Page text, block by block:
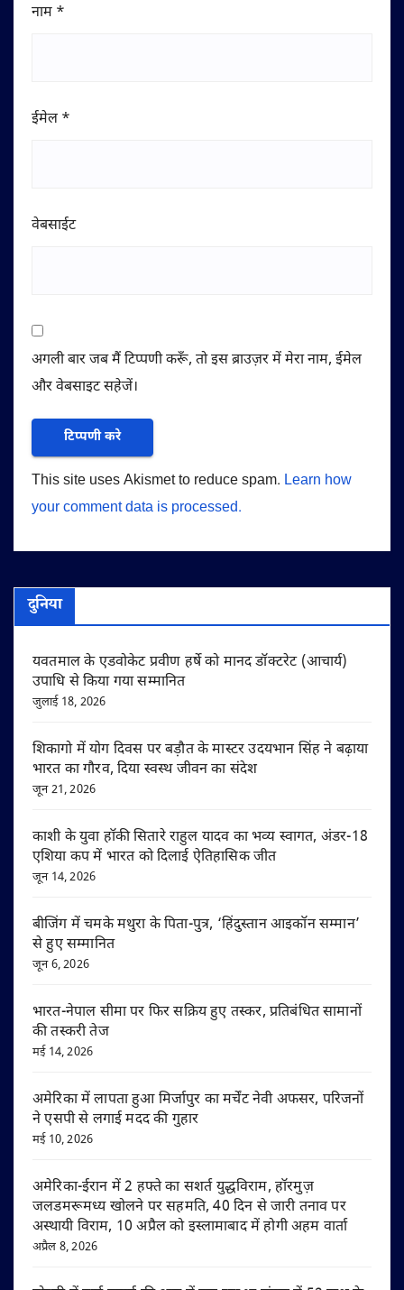
नाम *
ईमेल *
वेबसाईट
अगली बार जब मैं टिप्पणी करूँ, तो इस ब्राउज़र में मेरा नाम, ईमेल
और वेबसाइट सहेजें।
This site uses Akismet to reduce spam. Learn how
your comment data is processed.
दुनिया
यवतमाल के एडवोकेट प्रवीण हर्षे को मानद डॉक्टरेट (आचार्य)
उपाधि से किया गया सम्मानित
जुलाई 18, 2026
शिकागो में योग दिवस पर बड़ौत के मास्टर उदयभान सिंह ने बढ़ाया
भारत का गौरव, दिया स्वस्थ जीवन का संदेश
जून 21, 2026
काशी के युवा हॉकी सितारे राहुल यादव का भव्य स्वागत, अंडर-18
एशिया कप में भारत को दिलाई ऐतिहासिक जीत
जून 14, 2026
बीजिंग में चमके मथुरा के पिता-पुत्र, ‘हिंदुस्तान आइकॉन सम्मान’
से हुए सम्मानित
जून 6, 2026
भारत-नेपाल सीमा पर फिर सक्रिय हुए तस्कर, प्रतिबंधित सामानों
की तस्करी तेज
मई 14, 2026
अमेरिका में लापता हुआ मिर्जापुर का मर्चेंट नेवी अफसर, परिजनों
ने एसपी से लगाई मदद की गुहार
मई 10, 2026
अमेरिका-ईरान में 2 हफ्ते का सशर्त युद्धविराम, हॉरमुज़
जलडमरूमध्य खोलने पर सहमति, 40 दिन से जारी तनाव पर
अस्थायी विराम, 10 अप्रैल को इस्लामाबाद में होगी अहम वार्ता
अप्रैल 8, 2026